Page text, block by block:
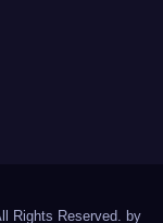
Rights Reserved. by